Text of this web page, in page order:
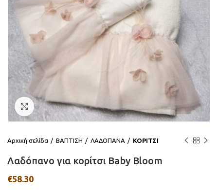
Click to enlarge
Αρχική σελίδα ΒΑΠΤΙΣΗ ΛΑΔΟΠΑΝΑ ΚΟΡΙΤΣΙ
Λαδόπανο για κορίτσι Baby Bloom
€58.30